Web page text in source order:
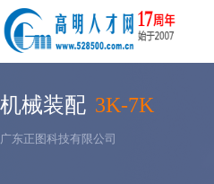
机械装配 3K-7K
广东正图科技有限公司